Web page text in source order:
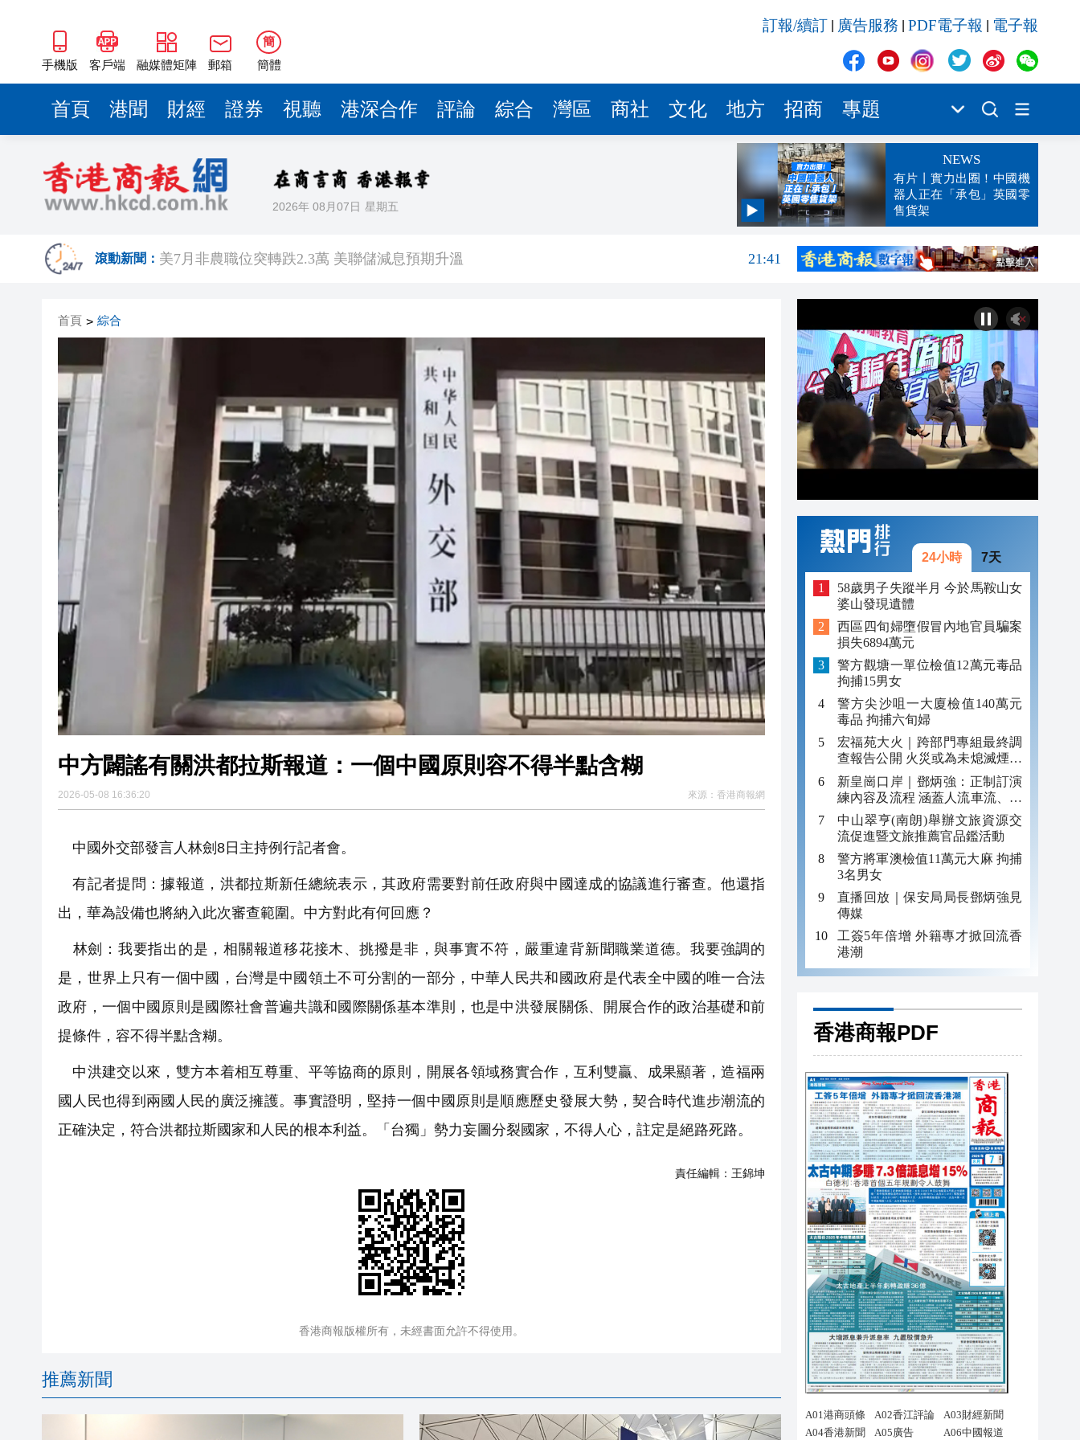
手機版 客戶端 融媒體矩陣 郵箱
簡
簡體
訂報/續訂 廣告服務 PDF電子報 電子報
首頁 港聞 財經 證券 視聽 港深合作 評論 綜合 灣區 商社 文化 地方 招商 專題
2026年 08月07日 星期五
NEWS
有片丨實力出圈！中國機
器人正在「承包」英國零
售貨架
滾動新聞： 美7月非農職位突轉跌2.3萬 美聯儲減息預期升溫
21:41
有片丨港產AI餐飲服務系統 機場首度登場 旅客讚方便精準
警方元朗破工廈毒品倉 拘24歲黑幫男 檢100萬元依托咪酯
20:54
市場料美聯儲年底前加息概率超80%
20:39
相約深圳 見證奇蹟 | 科技坐進車廂，公交開成了深圳創新「流動名片」
20:32
首頁 > 綜合
中方闢謠有關洪都拉斯報道：一個中國原則容不得半點含糊
2026-05-08 16:36:20 來源： 香港商報網
中國外交部發言人林劍8日主持例行記者會。
有記者提問：據報道，洪都拉斯新任總統表示，其政府需要對前任政府與中國達成的協議進行審查。他還指
出，華為設備也將納入此次審查範圍。中方對此有何回應？
林劍：我要指出的是，相關報道移花接木、挑撥是非，與事實不符，嚴重違背新聞職業道德。我要強調的
是，世界上只有一個中國，台灣是中國領土不可分割的一部分，中華人民共和國政府是代表全中國的唯一合法
政府，一個中國原則是國際社會普遍共識和國際關係基本準則，也是中洪發展關係、開展合作的政治基礎和前
提條件，容不得半點含糊。
中洪建交以來，雙方本着相互尊重、平等協商的原則，開展各領域務實合作，互利雙贏、成果顯著，造福兩
國人民也得到兩國人民的廣泛擁護。事實證明，堅持一個中國原則是順應歷史發展大勢，契合時代進步潮流的
正確決定，符合洪都拉斯國家和人民的根本利益。「台獨」勢力妄圖分裂國家，不得人心，註定是絕路死路。
責任編輯： 王錦坤
香港商報版權所有，未經書面允許不得使用。
推薦新聞
24小時 7天
58歲男子失蹤半月 今於馬鞍山女
婆山發現遺體
西區四旬婦墮假冒內地官員騙案
損失6894萬元
警方觀塘一單位檢值12萬元毒品
拘捕15男女
警方尖沙咀一大廈檢值140萬元
毒品 拘捕六旬婦
宏福苑大火｜跨部門專組最終調
查報告公開 火災或為未熄滅煙頭
引發
新皇崗口岸｜鄧炳強：正制訂演
練內容及流程 涵蓋人流車流、緊
急應變等
中山翠亨(南朗)舉辦文旅資源交
流促進暨文旅推薦官品鑑活動
警方將軍澳檢值11萬元大麻 拘捕
3名男女
直播回放｜保安局局長鄧炳強見
傳媒
工簽5年倍增 外籍專才掀回流香
港潮
香港商報PDF